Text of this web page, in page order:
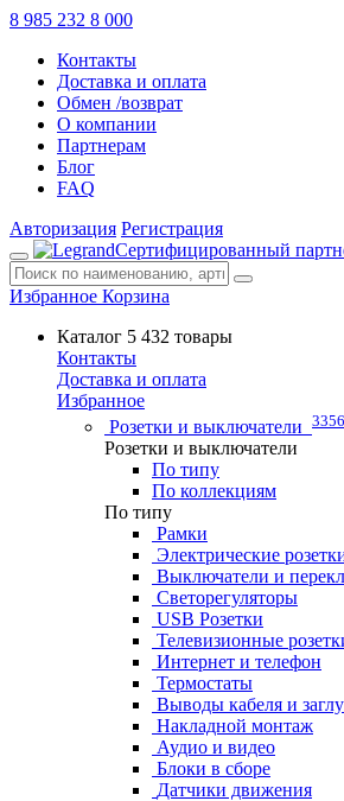
8 985 232 8 000
Контакты
Доставка и оплата
Обмен /возврат
О компании
Партнерам
Блог
FAQ
Авторизация Регистрация
Сертифицированный
Избранное Корзина
Каталог 5 432 товары
Контакты
Доставка и оплата
Избранное
Розетки и выключатели 3356
Розетки и выключатели
По типу
По коллекциям
По типу
Рамки
Электрические
Выключатели и
Светорегуляторы
USB Розетки
Телевизионные
Интернет и телефон
Термостаты
Выводы кабеля и
Накладной монтаж
Аудио и видео
Блоки в сборе
Датчики движения